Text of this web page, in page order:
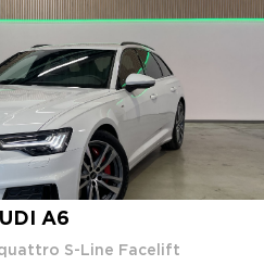
A6
S-Line Facelift